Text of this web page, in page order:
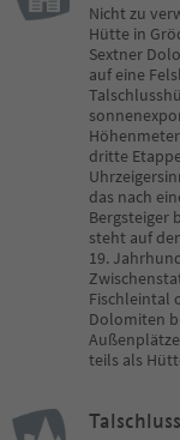
Nicht zu
Hütte in
Sextner
auf eine
dritte
das nach
Bergsteiger
steht auf
19.
Fischleintal
Dolomiten
teils als